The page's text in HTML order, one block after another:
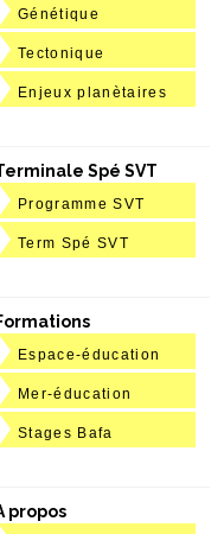
Génétique
Tectonique
Enjeux planètaires
Spé SVT
Programme SVT
Term Spé SVT
Espace-éducation
Mer-éducation
Stages Bafa
propos